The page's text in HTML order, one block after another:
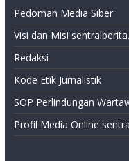
Pedoman Media Siber
Visi dan Misi
Redaksi
Kode Etik Jurnalistik
SOP Perlindungan
Profil Media Online